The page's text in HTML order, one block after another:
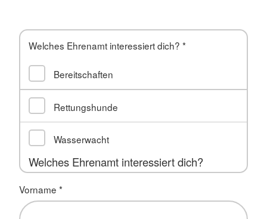
Welches Ehrenamt interessiert dich?*
Bereitschaften
Rettungshunde
Wasserwacht
Welches Ehrenamt interessiert dich?
Vorname *